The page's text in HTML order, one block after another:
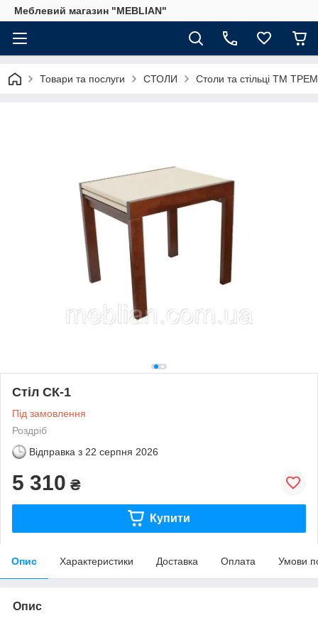
Меблевий магазин "MEBLIAN"
Товари та послуги СТОЛИ Столи та стільці ТМ
Стіл СК-1
Під замовлення
Роздріб
Відправка з 22 серпня 2026
5 310 ₴
Купити
Опис Характеристики Доставка Оплата Умови
Опис